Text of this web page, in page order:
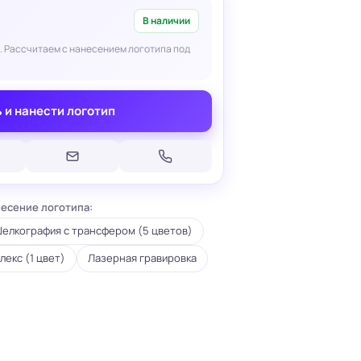
Печать на кепках
Печать на шопперах
Печать на футболках
Печать на термосах
В наличии
Рассчитаем с нанесением логотипа под
нанести логотип
логотипа:
с трансфером (5 цветов)
(1 цвет)
Лазерная гравировка